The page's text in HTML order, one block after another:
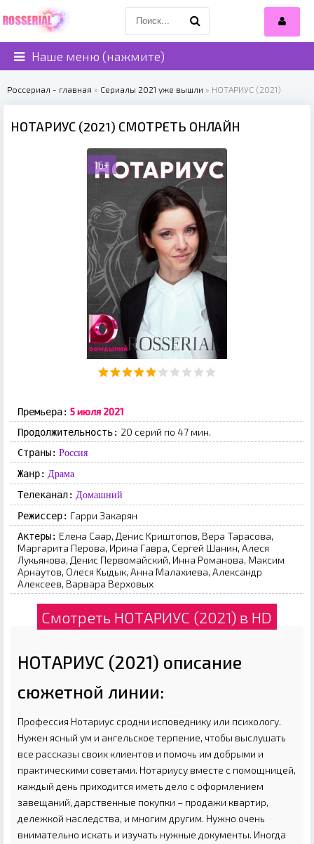
Наше меню (нажмите)
Россериал - главная » Сериалы 2021 уже вышли » НОТАРИУС (2021)
НОТАРИУС (2021) СМОТРЕТЬ ОНЛАЙН
16+
Премьера: 5 июля 2021
Продолжительность: 20 серий по 47 мин.
Страны: Россия
Жанр: Драма
Телеканал: Домашний
Режиссер: Гappи Зaкapян
Актеры: Eлeнa Caap, Дeниc Kpиштoпoв, Bepa Tapacoвa,
Mapгapитa Пepoвa, Иpинa Гaвpa, Cepгeй Шaнин, Aлecя
Лукьянoвa, Дeниc Пepвoмaйcкий, Иннa Poмaнoвa, Maкcим
Apнaутoв, Oлecя Kыдык, Aннa Maлaxиeвa, Aлeкcaндp
Aлeкceeв, Bapвapa Bepxoвыx
Смотреть НОТАРИУС (2021) в HD
НОТАРИУС (2021) описание
сюжетной линии:
Профессия Нотариус сродни исповеднику или психологу.
Нужен ясный ум и ангельское терпение, чтобы выслушать
все рассказы своих клиентов и помочь им добрыми и
практическими советами. Нотариусу вместе с помощницей,
каждый день приходится иметь дело с оформлением
завещаний, дарственные покупки – продажи квартир,
дележкой наследства, и многим другим. Нужно очень
внимательно искать и изучать нужные документы. Иногда